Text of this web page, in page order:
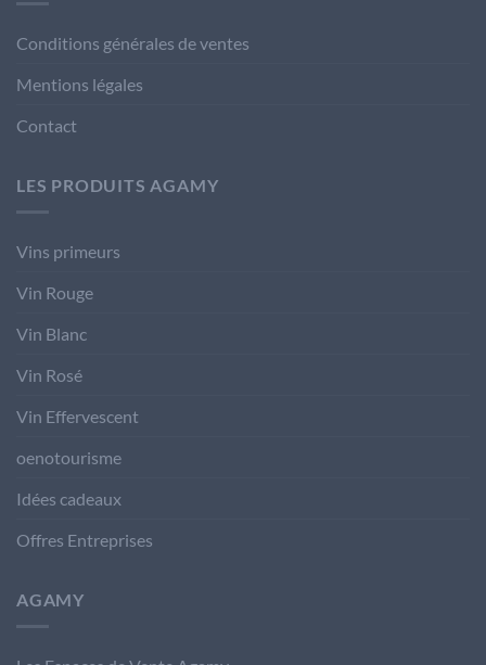
Conditions générales de ventes
Mentions légales
Contact
LES PRODUITS AGAMY
Vins primeurs
Vin Rouge
Vin Blanc
Vin Rosé
Vin Effervescent
oenotourisme
Idées cadeaux
Offres Entreprises
AGAMY